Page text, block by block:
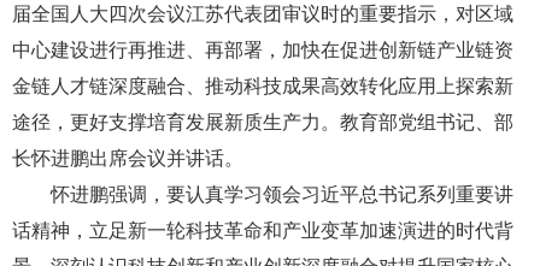
届全国人大四次会议江苏代表团审议时的重要指示，对区域
中心建设进行再推进、再部署，加快在促进创新链产业链资
金链人才链深度融合、推动科技成果高效转化应用上探索新
途径，更好支撑培育发展新质生产力。教育部党组书记、部
长怀进鹏出席会议并讲话。
怀进鹏强调，要认真学习领会习近平总书记系列重要讲
话精神，立足新一轮科技革命和产业变革加速演进的时代背